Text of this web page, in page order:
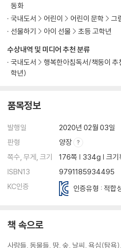
수상내역 및 미디어 추천 분류
국내도서
행복한아침독서/책둥이 추
학년)
동화
국내도서
어린이 어린이 문학 그
선물하기
아이 선물 초등 고학년
품목정보
발행일
2020년 02월 03일
판형
양장
쪽수, 무게, 크기
176쪽 | 334g | 크기
ISBN13
9791185934495
KC인증
인증유형 : 적합
책 속으로
사람들, 동물들, 땅, 숲, 날씨, 욕심(탐욕